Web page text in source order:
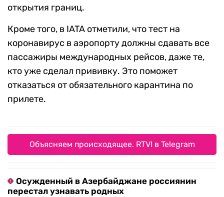
открытия границ.
Кроме того, в IATA отметили, что тест на
коронавирус в аэропорту должны сдавать все
пассажиры международных рейсов, даже те,
кто уже сделал прививку. Это поможет
отказаться от обязательного карантина по
прилете.
Объясняем происходящее. RTVI в Telegram
Осужденный в Азербайджане россиянин
перестал узнавать родных